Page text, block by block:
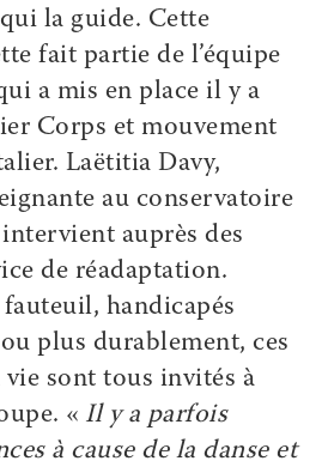
la guide. Cette
fait partie de l’équipe
a mis en place il y a
Corps et mouvement
Laëtitia Davy,
au conservatoire
auprès des
de réadaptation.
handicapés
plus durablement, ces
vie sont tous invités à
« Il y a parfois
à cause de la danse et